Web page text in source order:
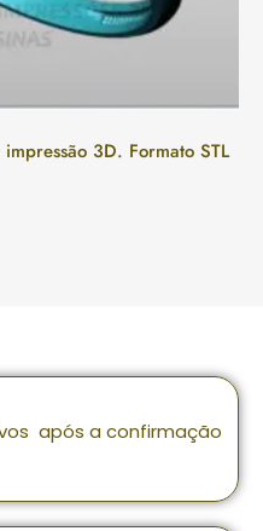
3D. Formato STL
após a confirmação